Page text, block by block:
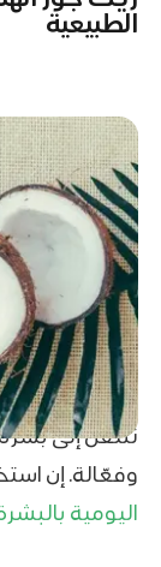
الطبيعية
ننتقل إلى
وفعّالة. إن
اليومية